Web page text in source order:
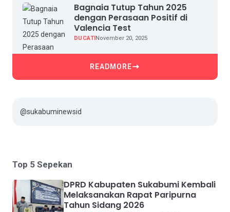
Bagnaia Tutup Tahun 2025
dengan Perasaan Positif di
Valencia Test
DUCATI November 20, 2025
READMORE
@sukabuminewsid
Top 5 Sepekan
DPRD Kabupaten Sukabumi Kembali
Melaksanakan Rapat Paripurna
Tahun Sidang 2026